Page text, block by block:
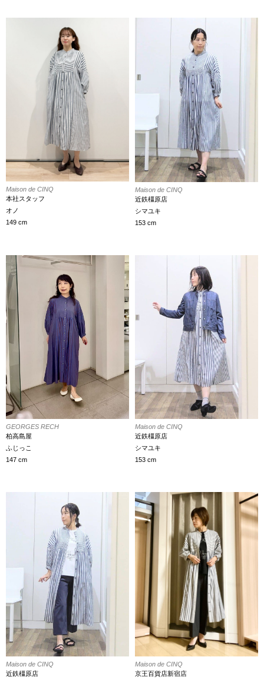
Maison de CINQ
本社スタッフ
オノ
149 cm
Maison de CINQ
近鉄橿原店
シマユキ
153 cm
GEORGES RECH
柏高島屋
ふじっこ
147 cm
Maison de CINQ
近鉄橿原店
シマユキ
153 cm
Maison de CINQ
近鉄橿原店
Maison de CINQ
京王百貨店新宿店